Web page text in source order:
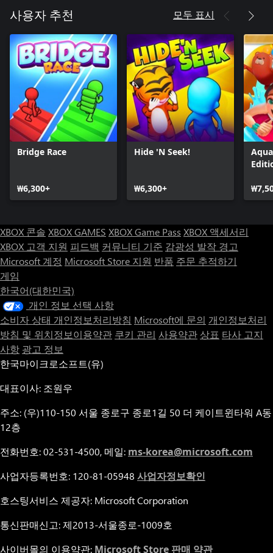
사용자 추천 모두 표시
Bridge Race
₩6,300+
Hide 'N Seek!
₩6,300+
XBOX 콘솔 XBOX GAMES XBOX Game Pass XBOX 액세서리
XBOX 고객 지원 피드백 커뮤니티 기준 감광성 발작 경고
Microsoft 계정 Microsoft Store 지원 반품 주문 추적하기
게임
한국어(대한민국)
개인 정보 선택 사항
소비자 상태 개인정보처리방침 Microsoft에 문의 개인정보처리
방침 및 위치정보이용약관 쿠키 관리 사용약관 상표 타사 고지
사항 광고 정보
한국마이크로소프트(유)
대표이사: 조원우
주소: (우)110-150 서울 종로구 종로1길 50 더 케이트윈타워 A동
12층
전화번호: 02-531-4500, 메일: ms-korea@microsoft.com
사업자등록번호: 120-81-05948 사업자정보확인
호스팅서비스 제공자: Microsoft Corporation
통신판매신고: 제2013-서울종로-1009호
사이버몰의 이용약관: Microsoft Store 판매 약관